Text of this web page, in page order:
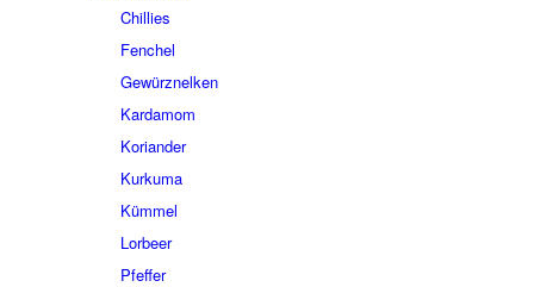
Chillies
Fenchel
Gewürznelken
Kardamom
Koriander
Kurkuma
Kümmel
Lorbeer
Pfeffer